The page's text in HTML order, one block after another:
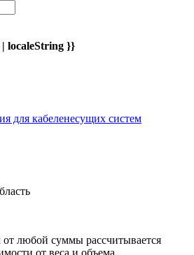
localeString }}
для кабеленесущих систем
от любой суммы рассчитывается
от веса и объема,